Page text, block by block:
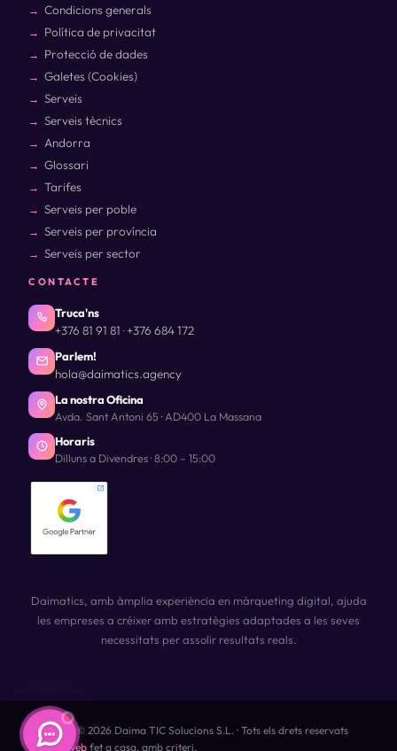
Condicions generals
Política de privacitat
Protecció de dades
Galetes (Cookies)
Serveis
Serveis tècnics
Andorra
Glossari
Tarifes
Serveis per poble
Serveis per província
Serveis per sector
CONTACTE
Truca'ns
+376 81 91 81 ·+376 684 172
Parlem!
hola@daimatics.agency
La nostra Oficina
Avda. Sant Antoni 65 · AD400 La Massana
Horaris
Dilluns a Divendres · 8:00 – 15:00
Daimatics, amb àmplia experiència en màrqueting digital, ajuda
les empreses a créixer amb estratègies adaptades a les seves
necessitats per assolir resultats reals.
Copyright© 2026 Daima TIC Solucions S.L. · Tots els drets reservats
Disseny web fet a casa, amb criteri.